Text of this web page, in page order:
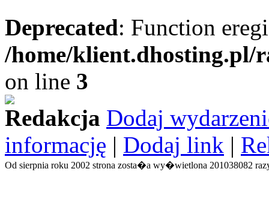
Deprecated: Function
/home/
on line 3
Redakcja Dodaj
informację | Dodaj link |
Od sierpnia roku 2002 strona zosta�a wy�wietlona 201038082